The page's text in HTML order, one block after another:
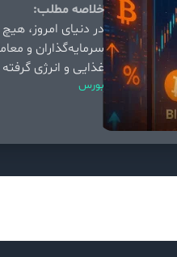
خلاصه مطلب:
در دنیای امروز،
سرمایه‌گذاران و
غذایی و انرژی
بورس